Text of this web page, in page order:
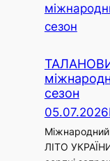
сезон
05.07.2026
ЛІТО